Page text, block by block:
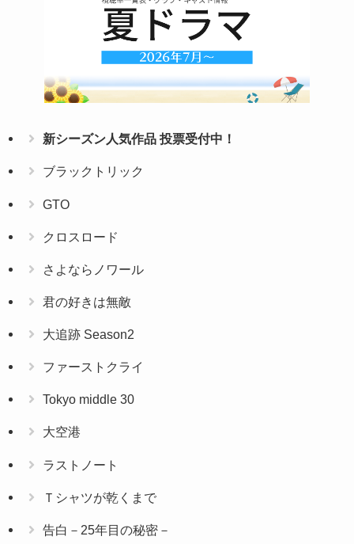
新シーズン人気作品 投票受付中！
ブラックトリック
GTO
クロスロード
さよならノワール
君の好きは無敵
大追跡 Season2
ファーストクライ
Tokyo middle 30
大空港
ラストノート
Ｔシャツが乾くまで
告白－25年目の秘密－